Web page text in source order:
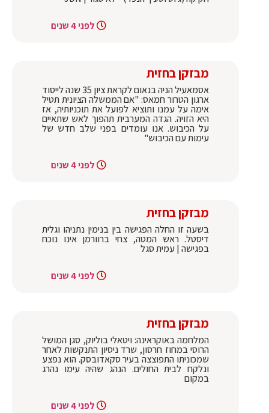
לפני 4 שנים
מבזקן בחזית
אסמאעיל הניה בנאום לקראת ציון 35 שנה לייסוד
ארגון הטרור חמאס: "אם הממשלה הציונית תטיל
אימה על עמנו ותוציא לפועל את תוכניותיה, אז
היא הזויה. הגדה המערבית תהפוך לאש שתאיים
על הכיבוש. אנו עומדים בפני שלב חדש של
עימות עם הכיבוש"
לפני 4 שנים
מבזקן בחזית
בשעה זו החלה הפגישה בין בנימין נתניהו וגלית
דיסטל. ראש המטה, צחי ברוורמן אינו נוכח
בפגישה | עמית סגל
לפני 4 שנים
מבזקן בחזית
המלחמה באוקראינה: ויטאלי בוליוק, סגן המושל
הרוסי במחוז חרסון, שרד ניסיון התנקשות לאחר
שמכוניתו התפוצצה בעיר סקאדובסק. הוא נפצע
ונלקח לבית החולים. הנהג שהיה עימו נהרג
במקום
לפני 4 שנים